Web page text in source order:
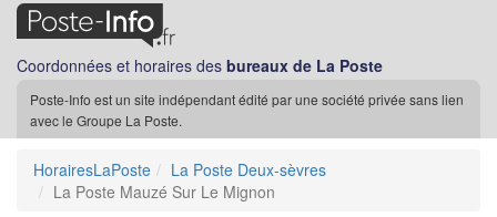
Coordonnées et horaires des bureaux de La Poste
Poste-Info est un site indépendant édité par une société privée sans lien
avec le Groupe La Poste.
HorairesLaPoste
La Poste Deux-sèvres
La Poste Mauzé Sur Le Mignon